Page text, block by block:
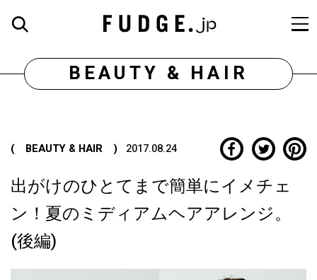
BEAUTY & HAIR
( BEAUTY & HAIR ) 2017.08.24
出がけのひとてまで簡単にイメチェ
ン！夏のミディアムヘアアレンジ。
(後編)